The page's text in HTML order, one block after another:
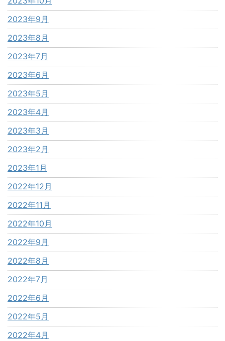
2023年9月
2023年8月
2023年7月
2023年6月
2023年5月
2023年4月
2023年3月
2023年2月
2023年1月
2022年12月
2022年11月
2022年10月
2022年9月
2022年8月
2022年7月
2022年6月
2022年5月
2022年4月